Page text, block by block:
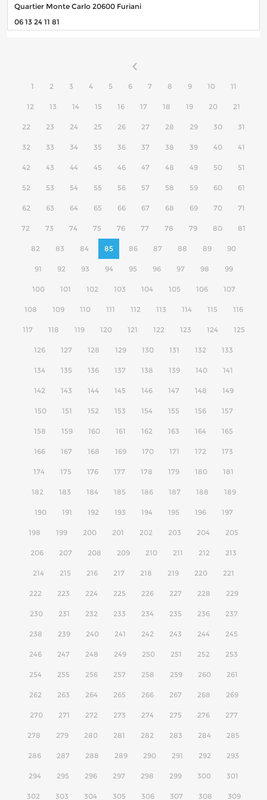
Quartier Monte Carlo 20600 Furiani
06 13 24 11 81
1 2 3 4 5 6 7 8 9 10 11
12 13 14 15 16 17 18 19 20 21
22 23 24 25 26 27 28 29 30 31
32 33 34 35 36 37 38 39 40 41
42 43 44 45 46 47 48 49 50 51
52 53 54 55 56 57 58 59 60 61
62 63 64 65 66 67 68 69 70 71
72 73 74 75 76 77 78 79 80 81
82 83 84 85 86 87 88 89 90
91 92 93 94 95 96 97 98 99
100 101 102 103 104 105 106 107
108 109 110 111 112 113 114 115 116
117 118 119 120 121 122 123 124 125
126 127 128 129 130 131 132 133
134 135 136 137 138 139 140 141
142 143 144 145 146 147 148 149
150 151 152 153 154 155 156 157
158 159 160 161 162 163 164 165
166 167 168 169 170 171 172 173
174 175 176 177 178 179 180 181
182 183 184 185 186 187 188 189
190 191 192 193 194 195 196 197
198 199 200 201 202 203 204 205
206 207 208 209 210 211 212 213
214 215 216 217 218 219 220 221
222 223 224 225 226 227 228 229
230 231 232 233 234 235 236 237
238 239 240 241 242 243 244 245
246 247 248 249 250 251 252 253
254 255 256 257 258 259 260 261
262 263 264 265 266 267 268 269
270 271 272 273 274 275 276 277
278 279 280 281 282 283 284 285
286 287 288 289 290 291 292 293
294 295 296 297 298 299 300 301
302 303 304 305 306 307 308 309